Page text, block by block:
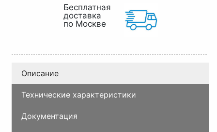
Бесплатная
доставка
по Москве
Описание
Технические характеристики
Документация